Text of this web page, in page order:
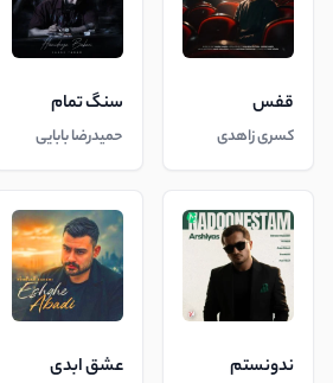
قفس
کسری زاهدی
سنگ تمام
حمیدرضا بابایی
ندونستم عشق ابدی